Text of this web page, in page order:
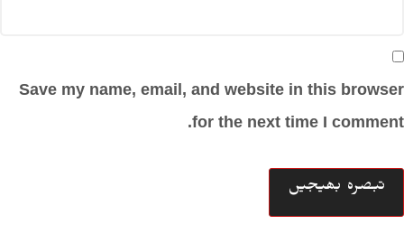
Save my name, email, and website in this browser
for the next time I comment.